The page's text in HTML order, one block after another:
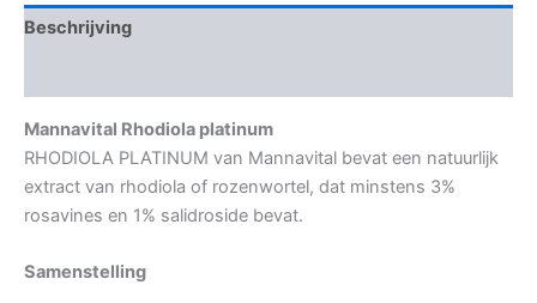
Beschrijving
Mannavital Rhodiola platinum
RHODIOLA PLATINUM van Mannavital bevat een natuurlijk
extract van rhodiola of rozenwortel, dat minstens 3%
rosavines en 1% salidroside bevat.
Samenstelling